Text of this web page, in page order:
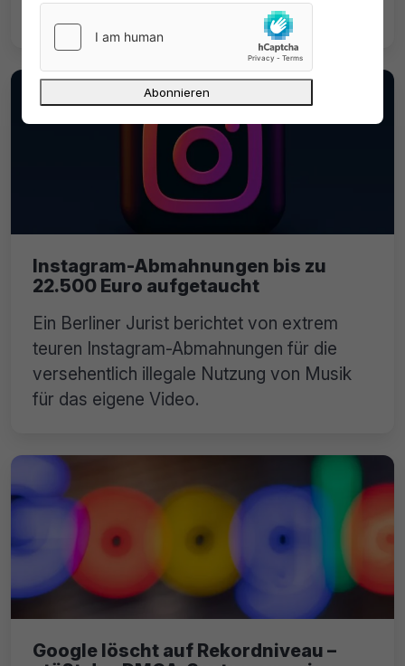
Instagram-Abmahnungen bis zu
22.500 Euro aufgetaucht
Ein Berliner Jurist berichtet von extrem
teuren Instagram-Abmahnungen für die
versehentlich illegale Nutzung von Musik
für das eigene Video.
Google löscht auf Rekordniveau –